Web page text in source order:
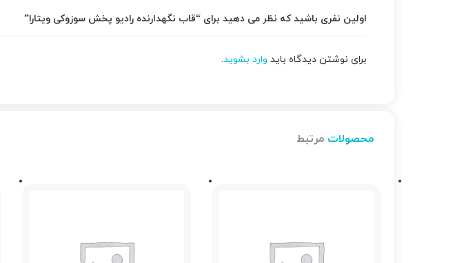
اولین نفری باشید که نظر می دهید برای “قاب نگهدارنده رادیو پخش سوزوکی ویتارا”
برای نوشتن دیدگاه باید وارد بشوید.
محصولات مرتبط